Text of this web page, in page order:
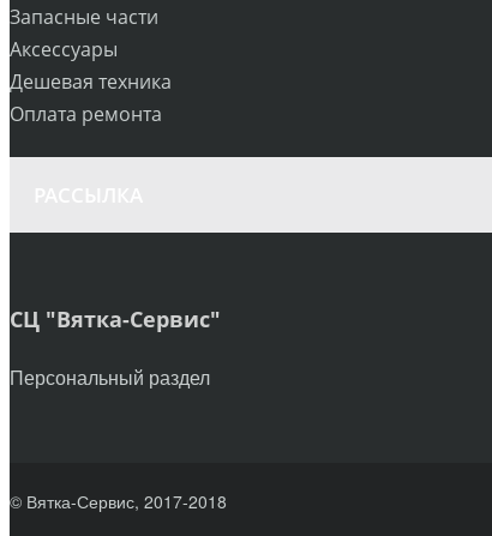
Запасные части
Аксессуары
Дешевая техника
Оплата ремонта
СЦ "Вятка-Сервис"
Персональный раздел
© Вятка-Сервис, 2017-2018